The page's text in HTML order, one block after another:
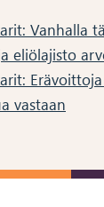
Vanhalla
eliölajisto
vastaan